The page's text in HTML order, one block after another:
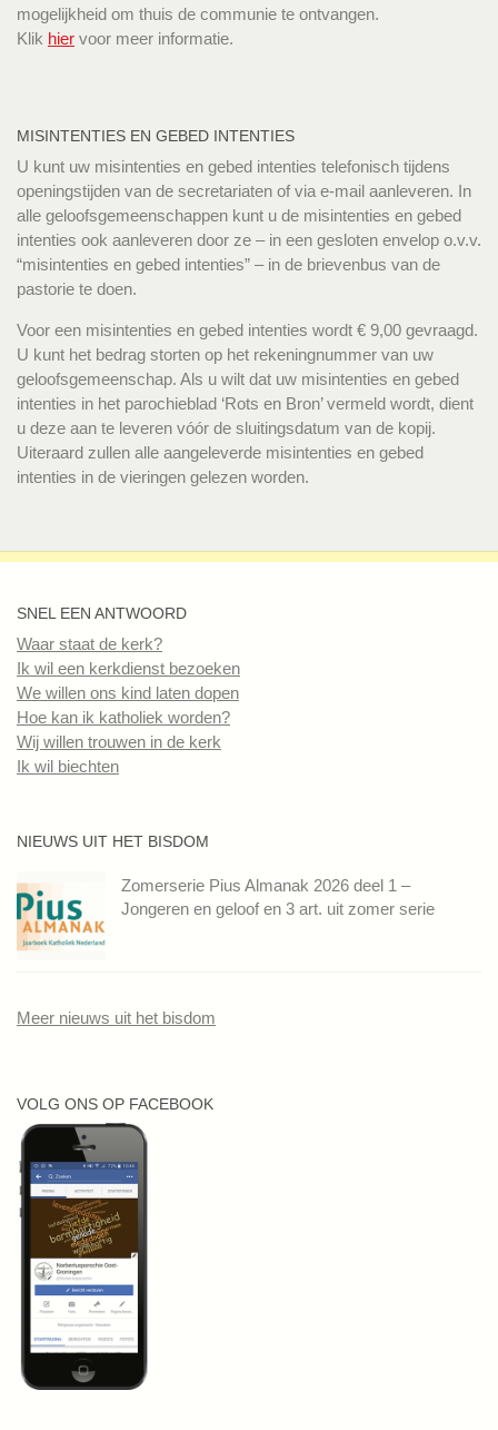
mogelijkheid om thuis de communie te ontvangen.
Klik hier voor meer informatie.
MISINTENTIES EN GEBED INTENTIES
U kunt uw misintenties en gebed intenties telefonisch tijdens
openingstijden van de secretariaten of via e-mail aanleveren. In
alle geloofsgemeenschappen kunt u de misintenties en gebed
intenties ook aanleveren door ze – in een gesloten envelop o.v.v.
“misintenties en gebed intenties” – in de brievenbus van de
pastorie te doen.
Voor een misintenties en gebed intenties wordt € 9,00 gevraagd.
U kunt het bedrag storten op het rekeningnummer van uw
geloofsgemeenschap. Als u wilt dat uw misintenties en gebed
intenties in het parochieblad ‘Rots en Bron’ vermeld wordt, dient
u deze aan te leveren vóór de sluitingsdatum van de kopij.
Uiteraard zullen alle aangeleverde misintenties en gebed
intenties in de vieringen gelezen worden.
SNEL EEN ANTWOORD
Waar staat de kerk?
Ik wil een kerkdienst bezoeken
We willen ons kind laten dopen
Hoe kan ik katholiek worden?
Wij willen trouwen in de kerk
Ik wil biechten
NIEUWS UIT HET BISDOM
Zomerserie Pius Almanak 2026 deel 1 –
Jongeren en geloof en 3 art. uit zomer serie
Meer nieuws uit het bisdom
VOLG ONS OP FACEBOOK